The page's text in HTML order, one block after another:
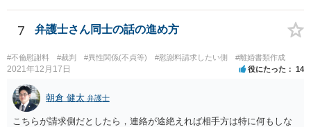
7 弁護士さん同士の話の進め方
#不倫慰謝料 #裁判 #異性関係(不貞等) #慰謝料請求したい側 #離婚書類作成
2021年12月17日 役にたった 14
朝倉 健太 弁護士
こちらが請求側だとしたら，連絡が途絶えれば相手方は特に何もしな